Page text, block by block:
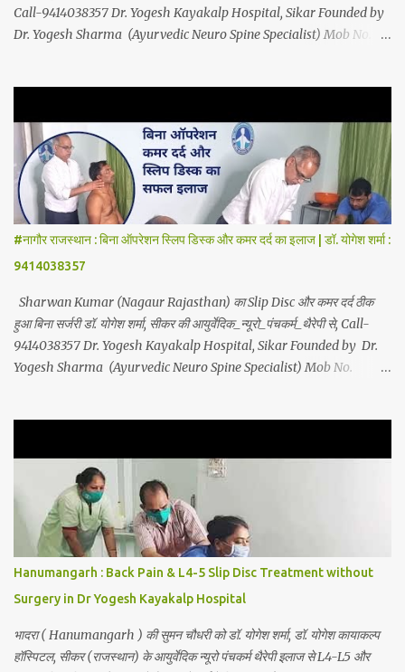
Call-9414038357 Dr. Yogesh Kayakalp Hospital, Sikar Founded by
Dr. Yogesh Sharma (Ayurvedic Neuro Spine Specialist) Mob No.
Knee Joint Pain , Planter Fascitis, Spine and Joints problems
without surgery by Ayurvedic Neuro Panchkarma Therapy .
Ayurvedic Neuro Panchkarma Therapy is a combination of
Ayurvedic Neuro Therapy , Nadi Steam Therapy , Acupuncture
Therapy , Cuping Therapy , Yoga-Sadhna Therapy . Apart from
this, the successful treatment of Migraine (Headache) , gas-
acidity, petadard - dharan (Abdominal Pain), aanv (Ame...
#नागौर राजस्थान : बिना ऑपरेशन स्लिप डिस्क और कमर दर्द का इलाज | डॉ. योगेश शर्मा :
9414038357
Sharwan Kumar (Nagaur Rajasthan) का Slip Disc और कमर दर्द ठीक
हुआ बिना सर्जरी डॉ. योगेश शर्मा, सीकर की आयुर्वेदिक_न्यूरो_पंचकर्म_थैरेपी से, Call-
9414038357 Dr. Yogesh Kayakalp Hospital, Sikar Founded by Dr.
Yogesh Sharma (Ayurvedic Neuro Spine Specialist) Mob No.
Knee Joint Pain , Planter Fascitis, Spine and Joints problems
without surgery by Ayurvedic Neuro Panchkarma Therapy .
Ayurvedic Neuro Panchkarma Therapy is a combination of
Ayurvedic Neuro Therapy , Nadi Steam Therapy , Acupuncture
Therapy , Cuping Therapy , Yoga-Sadhna Therapy . Apart from
this, the successful treatment of Migraine (Headache) , gas-
acidity, petadard - dharan (Abdominal Pain), aanv (Amebiasis),
mar...
Hanumangarh : Back Pain & L4-5 Slip Disc Treatment without
Surgery in Dr Yogesh Kayakalp Hospital
भादरा ( Hanumangarh ) की सुमन चौधरी को डॉ. योगेश शर्मा, डॉ. योगेश कायाकल्प
हॉस्पिटल, सीकर (राजस्थान) के आयुर्वेदिक न्यूरो पंचकर्म थैरेपी इलाज से L4-L5 और